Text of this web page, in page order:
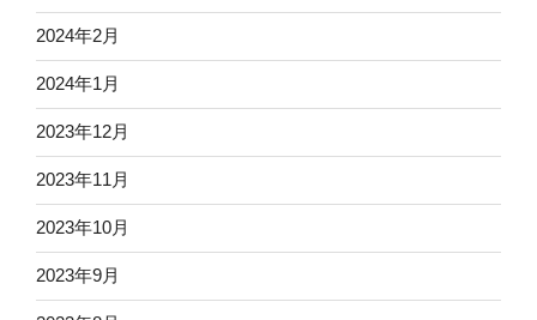
2024年2月
2024年1月
2023年12月
2023年11月
2023年10月
2023年9月